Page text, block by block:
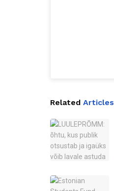
Related Articles